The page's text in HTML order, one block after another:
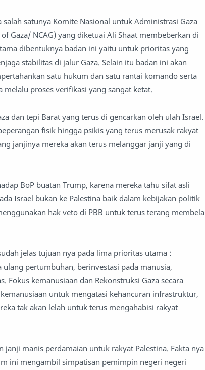
satunya Komite Nasional untuk Administrasi Gaza
Gaza/ NCAG) yang diketuai Ali Shaat membeberkan di
dibentuknya badan ini yaitu untuk prioritas yang
stabilitas di jalur Gaza. Selain itu badan ini akan
satu hukum dan satu rantai komando serta
proses verifikasi yang sangat ketat.
dan tepi Barat yang terus di gencarkan oleh ulah Israel.
fisik hingga psikis yang terus merusak rakyat
janjinya mereka akan terus melanggar janji yang di
BoP buatan Trump, karena mereka tahu sifat asli
Israel bukan ke Palestina baik dalam kebijakan politik
hak veto di PBB untuk terus terang membela
jelas tujuan nya pada lima prioritas utama :
pertumbuhan, berinvestasi pada manusia,
Fokus kemanusiaan dan Rekonstruksi Gaza secara
untuk mengatasi kehancuran infrastruktur,
tak akan lelah untuk terus mengahabisi rakyat
manis perdamaian untuk rakyat Palestina. Fakta nya
ini mengambil simpatisan pemimpin negeri negeri